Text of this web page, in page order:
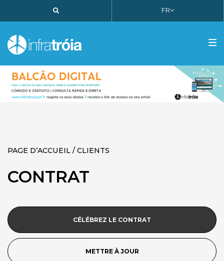
FR
PAGE D’ACCUEIL / CLIENTS
CONTRAT
CÉLÉBREZ LE CONTRAT
METTRE À JOUR